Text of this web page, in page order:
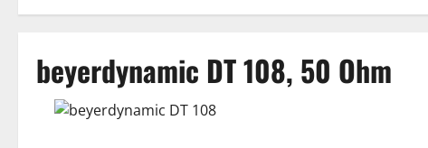
beyerdynamic DT 108, 50 Ohm